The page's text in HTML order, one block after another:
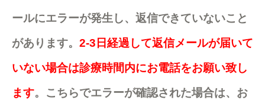
ールにエラーが発生し、返信できていないこと
があります。 2-3日経過して返信メールが届いて
いない場合は診療時間内にお電話をお願い致し
ます。こちらでエラーが確認された場合は、お